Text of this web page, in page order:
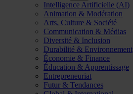
Intelligence Artificielle (AI)
Animation & Modération
Arts, Culture & Société
Communication & Médias
Diversité & Inclusion
Durabilité & Environnement
Économie & Finance
Éducation & Apprentissage
Entrepreneuriat
Futur & Tendances